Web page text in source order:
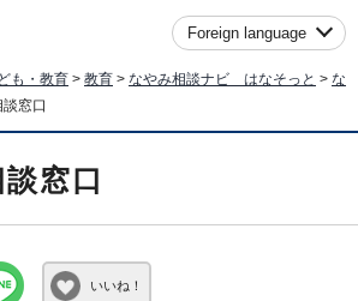
Foreign language
も・教育 > 教育 > なやみ相談ナビ はなそっと > な
窓口
窓口
いいね！